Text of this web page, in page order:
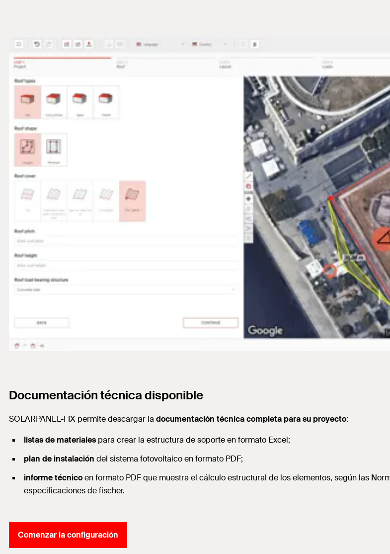
Documentación técnica disponible
SOLARPANEL-FIX permite descargar la documentación técnica completa para su proyecto:
listas de materiales para crear la estructura de soporte en formato Excel;
plan de instalación del sistema fotovoltaico en formato PDF;
informe técnicoen formato PDF que muestra el cálculo estructural de los elementos, según las
especificaciones de fischer.
Comenzar la configuración